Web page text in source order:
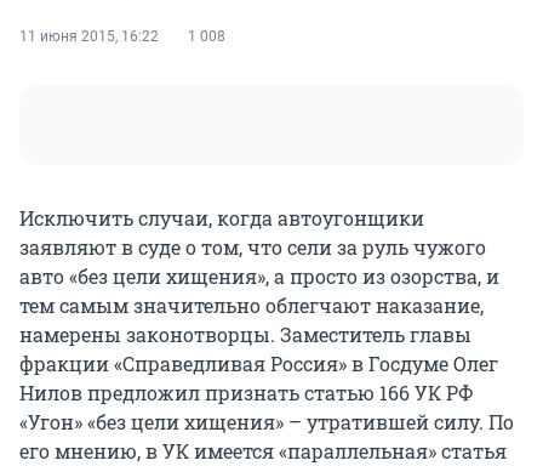
11 июня 2015, 16:22 1 008
Исключить случаи, когда автоугонщики
заявляют в суде о том, что сели за руль чужого
авто «без цели хищения», а просто из озорства, и
тем самым значительно облегчают наказание,
намерены законотворцы. Заместитель главы
фракции «Справедливая Россия» в Госдуме Олег
Нилов предложил признать статью 166 УК РФ
«Угон» «без цели хищения» – утратившей силу. По
его мнению, в УК имеется «параллельная» статья